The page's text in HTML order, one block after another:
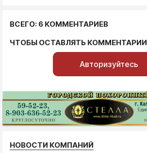
ВСЕГО: 6 КОММЕНТАРИЕВ
ЧТОБЫ ОСТАВЛЯТЬ КОММЕНТАРИИ
Авторизуйтесь
НОВОСТИ КОМПАНИЙ